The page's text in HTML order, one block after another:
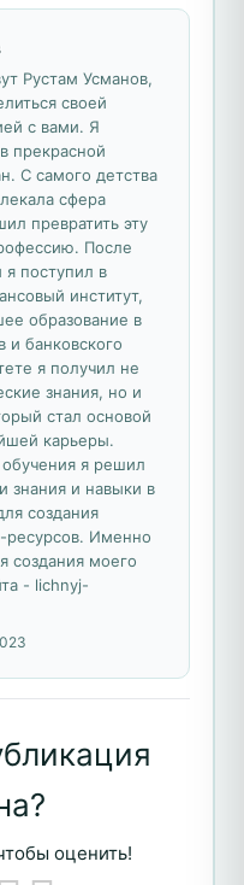
Рустам Усманов,
своей
с вами. Я
прекрасной
С самого детства
сфера
превратить эту
После
поступил в
институт,
образование в
и банковского
я получил не
знания, но и
стал основой
карьеры.
я решил
знания и навыки в
создания
ресурсов. Именно
создания моего
- lichnyj-
оценить!